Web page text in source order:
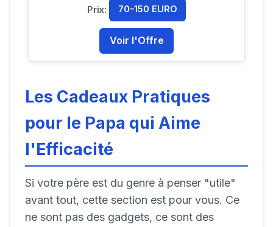
Prix: 70–150 EURO
Voir l'Offre
Les Cadeaux Pratiques
pour le Papa qui Aime
l'Efficacité
Si votre père est du genre à penser "utile"
avant tout, cette section est pour vous. Ce
ne sont pas des gadgets, ce sont des